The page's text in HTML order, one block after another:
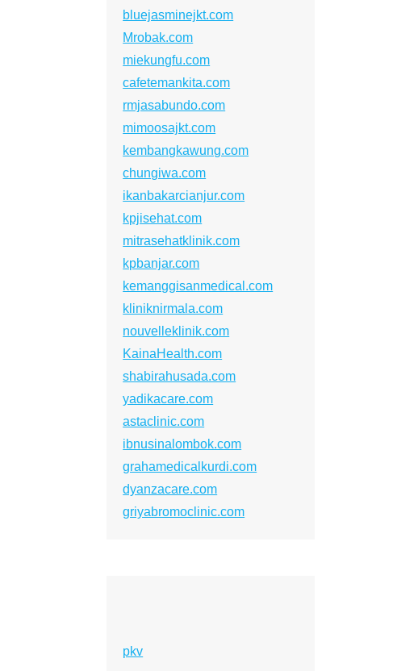
bluejasminejkt.com
Mrobak.com
miekungfu.com
cafetemankita.com
rmjasabundo.com
mimoosajkt.com
kembangkawung.com
chungiwa.com
ikanbakarcianjur.com
kpjisehat.com
mitrasehatklinik.com
kpbanjar.com
kemanggisanmedical.com
kliniknirmala.com
nouvelleklinik.com
KainaHealth.com
shabirahusada.com
yadikacare.com
astaclinic.com
ibnusinalombok.com
grahamedicalkurdi.com
dyanzacare.com
griyabromoclinic.com
pkv